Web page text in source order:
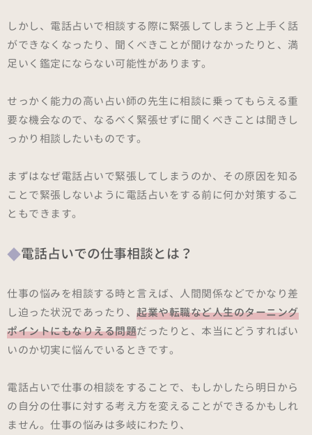
しかし、電話占いで相談する際に緊張してしまうと上手く話
ができなくなったり、聞くべきことが聞けなかったりと、満
足いく鑑定にならない可能性があります。
せっかく能力の高い占い師の先生に相談に乗ってもらえる重
要な機会なので、なるべく緊張せずに聞くべきことは聞きし
っかり相談したいものです。
まずはなぜ電話占いで緊張してしまうのか、その原因を知る
ことで緊張しないように電話占いをする前に何か対策するこ
ともできます。
電話占いでの仕事相談とは？
仕事の悩みを相談する時と言えば、人間関係などでかなり差
し迫った状況であったり、 起業や転職など人生のターニング
ポイントにもなりえる問題だったりと、本当にどうすればい
いのか切実に悩んでいるときです。
電話占いで仕事の相談をすることで、もしかしたら明日から
の自分の仕事に対する考え方を変えることができるかもしれ
ません。仕事の悩みは多岐にわたり、